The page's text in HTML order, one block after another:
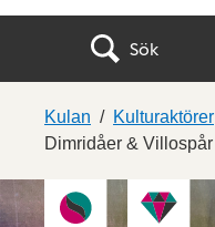
Sök
Kulan Kulturaktörer
Dimridåer & Villospår